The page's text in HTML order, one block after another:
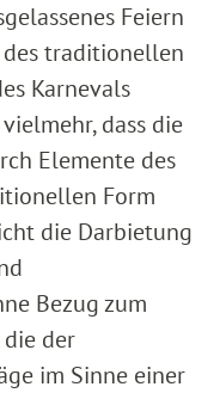
Feiern
traditionellen
Karnevals
dass die
Elemente des
Form
die Darbietung
Bezug zum
der
im Sinne einer